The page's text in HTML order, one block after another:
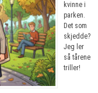
kvinne i
parken.
Det som
skjedde?
Jeg ler
så tårene
triller!